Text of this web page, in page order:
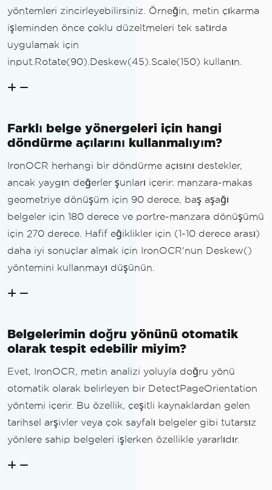
yöntemleri zincirleyebilirsiniz. Örneğin, metin çıkarma
işleminden önce çoklu düzeltmeleri tek satırda
uygulamak için
input.Rotate(90).Deskew(45).Scale(150) kullanın.
Farklı belge yönergeleri için hangi
döndürme açılarını kullanmalıyım?
IronOCR herhangi bir döndürme açısını destekler,
ancak yaygın değerler şunları içerir: manzara-makas
geometriye dönüşüm için 90 derece, baş aşağı
belgeler için 180 derece ve portre-manzara dönüşümü
için 270 derece. Hafif eğiklikler için (1-10 derece arası)
daha iyi sonuçlar almak için IronOCR'nun Deskew()
yöntemini kullanmayı düşünün.
Belgelerimin doğru yönünü otomatik
olarak tespit edebilir miyim?
Evet, IronOCR, metin analizi yoluyla doğru yönü
otomatik olarak belirleyen bir DetectPageOrientation
yöntemi içerir. Bu özellik, çeşitli kaynaklardan gelen
tarihsel arşivler veya çok sayfalı belgeler gibi tutarsız
yönlere sahip belgeleri işlerken özellikle yararlıdır.